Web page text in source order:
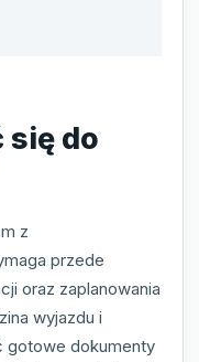
do
z
przede
oraz zaplanowania
wyjazdu i
gotowe dokumenty